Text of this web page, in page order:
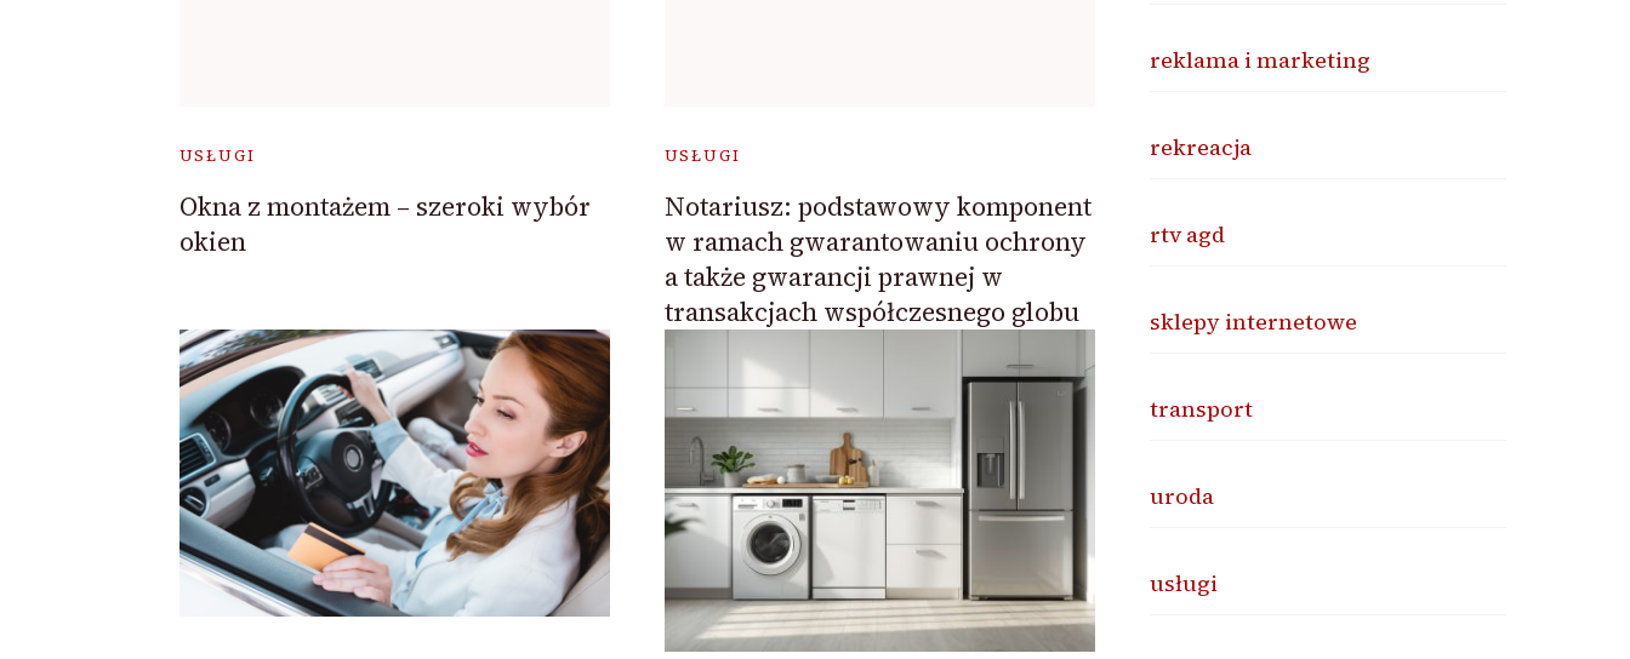
USŁUGI
Okna z montażem – szeroki wybór
okien
USŁUGI
Notariusz: podstawowy komponent
w ramach gwarantowaniu ochrony
a także gwarancji prawnej w
transakcjach współczesnego globu
reklama i marketing
rekreacja
rtv agd
sklepy internetowe
transport
uroda
usługi